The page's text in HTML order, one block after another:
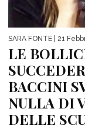
SARA FONTE | 21
LE
BACCINI
NULLA DI
DELLE